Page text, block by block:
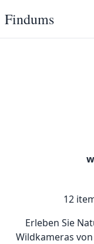
Findums
12
Erleben Sie
Wildkameras